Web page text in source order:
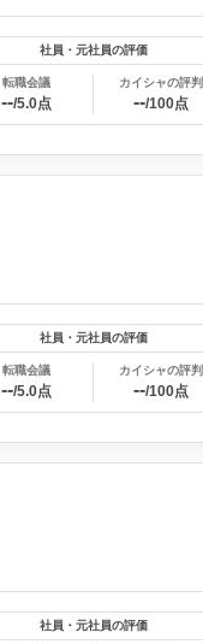
社員・元社員の評価
転職会議
--/5.0点
カイシャの評判
--/100点
社員・元社員の評価
転職会議
--/5.0点
カイシャの評判
--/100点
社員・元社員の評価